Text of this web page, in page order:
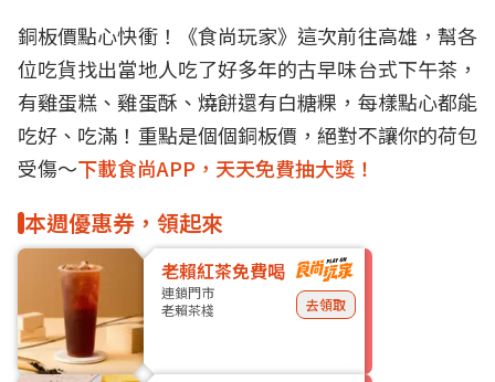
銅板價點心快衝！《食尚玩家》這次前往高雄 ，幫各
位吃貨找出當地人吃了好多年的古早味台式下午茶，
有雞蛋糕 、雞蛋酥、燒餅還有白糖粿，每樣點心都能
吃好、吃滿！重點是個個銅板價，絕對不讓你的荷包
受傷～下載食尚APP，天天免費抽大獎！
本週優惠券，領起來
老賴紅茶免費喝
連鎖門市
老賴茶棧
去領取